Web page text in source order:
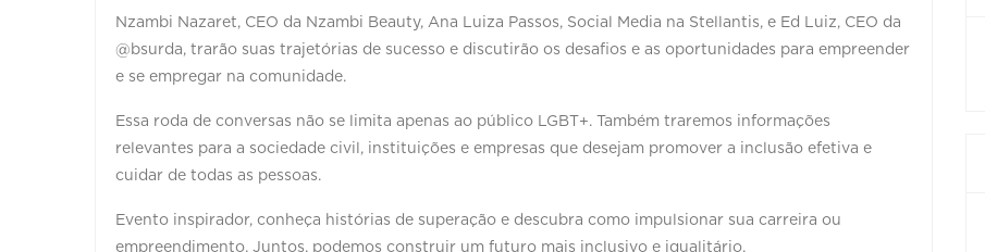
Nzambi Nazaret, CEO da Nzambi Beauty, Ana Luiza Passos, Social Media na Stellantis, e Ed Luiz, CEO da
@bsurda, trarão suas trajetórias de sucesso e discutirão os desafios e as oportunidades para empreender
e se empregar na comunidade.
Essa roda de conversas não se limita apenas ao público LGBT+. Também traremos informações
relevantes para a sociedade civil, instituições e empresas que desejam promover a inclusão efetiva e
cuidar de todas as pessoas.
Evento inspirador, conheça histórias de superação e descubra como impulsionar sua carreira ou
empreendimento. Juntos, podemos construir um futuro mais inclusivo e igualitário.